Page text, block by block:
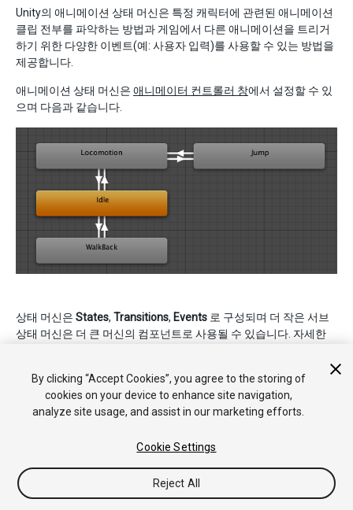
Unity의 애니메이션 상태 머신은 특정 캐릭터에 관련된 애니메이션
클립 전부를 파악하는 방법과 게임에서 다른 애니메이션을 트리거
하기 위한 다양한 이벤트(예: 사용자 입력)를 사용할 수 있는 방법을
제공합니다.
애니메이션 상태 머신은 애니메이터 컨트롤러 창에서 설정할 수 있
으며 다음과 같습니다.
상태 머신은 States, Transitions, Events 로 구성되며 더 작은 서브
상태 머신은 더 큰 머신의 컴포넌트로 사용될 수 있습니다. 자세한
Copyright © 2017 Unity Technologies. Publication 5.6
By clicking “Accept Cookies”, you agree to the storing of
cookies on your device to enhance site navigation,
analyze site usage, and assist in our marketing efforts.
Cookie Settings
Reject All